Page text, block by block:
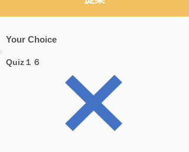
Your Choice
Quiz１６